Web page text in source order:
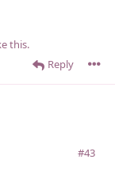
Reply
this.
#43